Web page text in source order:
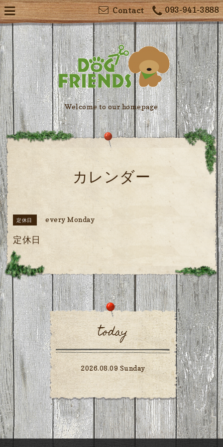
093-941-3888
Contact
Welcome to our homepage
カレンダー
定休日 every Monday
定休日
today
2026.08.09 Sunday